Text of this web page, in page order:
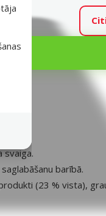
svaiga.
barībā.
(23 % vista),